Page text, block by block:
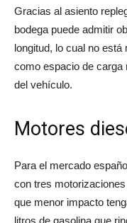
Gracias al asiento
bodega puede admitir
longitud, lo cual no
como espacio de carga
del vehículo.
Motores
Para el mercado
con tres
que menor impacto